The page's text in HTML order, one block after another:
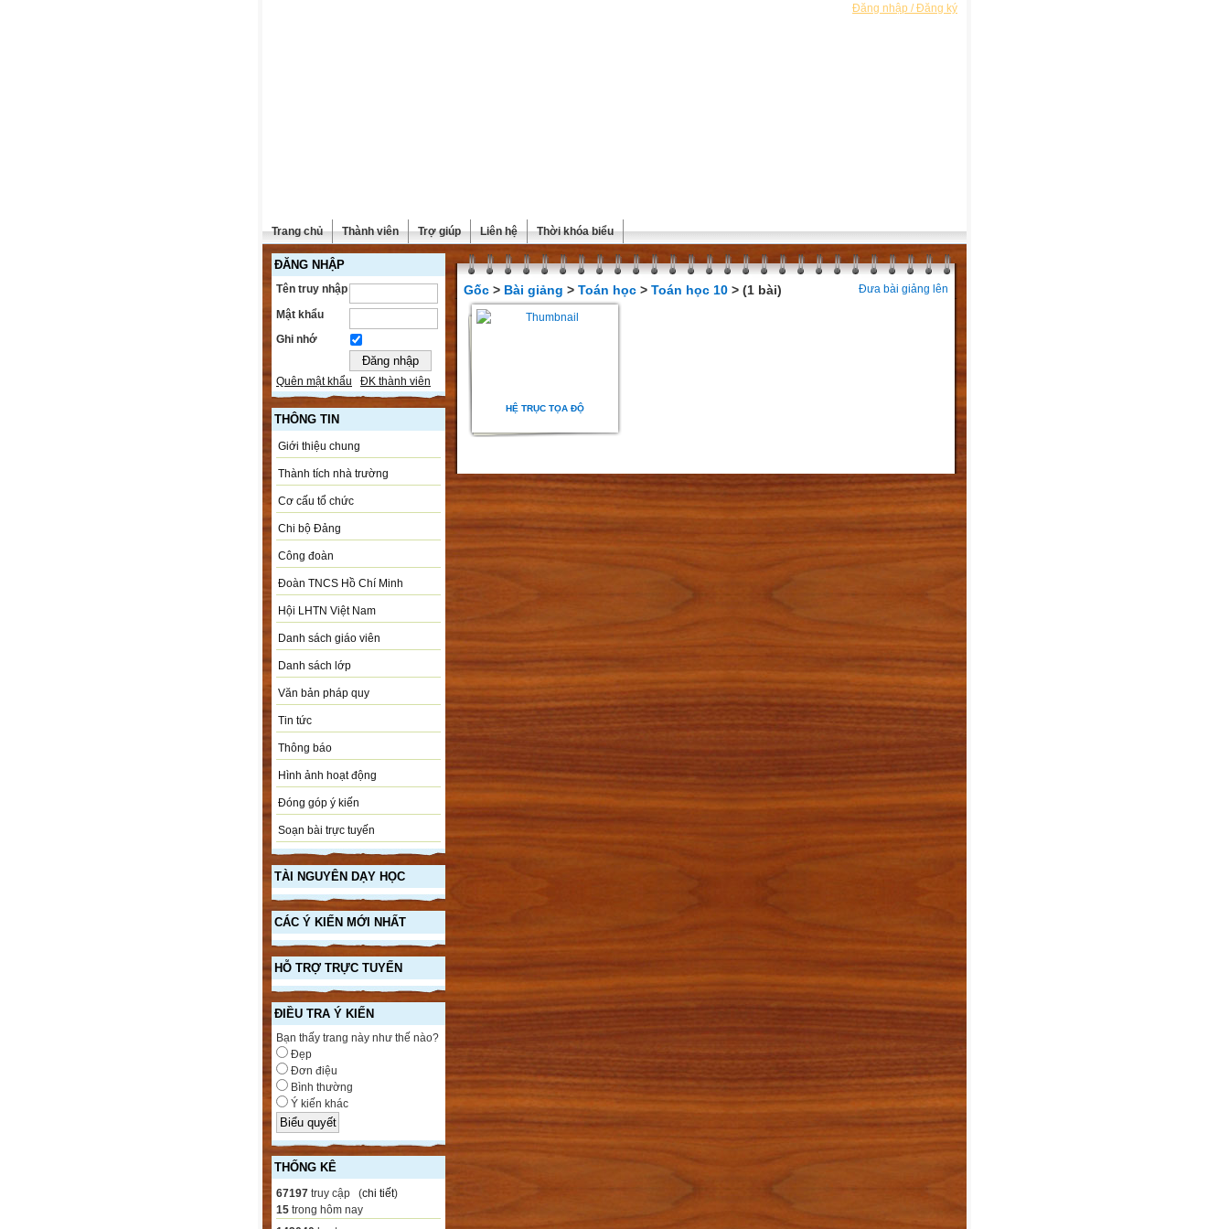
Đăng nhập / Đăng ký
Trang chủ Thành viên Trợ giúp Liên hệ Thời khóa biểu
ĐĂNG NHẬP
Tên truy nhập
Mật khẩu
Ghi nhớ
Quên mật khẩu ĐK thành viên
THÔNG TIN
Giới thiệu chung
Thành tích nhà trường
Cơ cấu tổ chức
Chi bộ Đảng
Công đoàn
Đoàn TNCS Hồ Chí Minh
Hội LHTN Việt Nam
Danh sách giáo viên
Danh sách lớp
Văn bản pháp quy
Tin tức
Thông báo
Hình ảnh hoạt động
Đóng góp ý kiến
Soạn bài trực tuyến
TÀI NGUYÊN DẠY HỌC
CÁC Ý KIẾN MỚI NHẤT
HỖ TRỢ TRỰC TUYẾN
ĐIỀU TRA Ý KIẾN
Bạn thấy trang này như thế nào?
Đẹp
Đơn điệu
Bình thường
Ý kiến khác
THỐNG KÊ
67197 truy cập (chi tiết)
15 trong hôm nay
Đưa bài giảng lên
Gốc > Bài giảng > Toán học > Toán học 10 > (1 bài)
HỆ TRỤC TỌA ĐỘ